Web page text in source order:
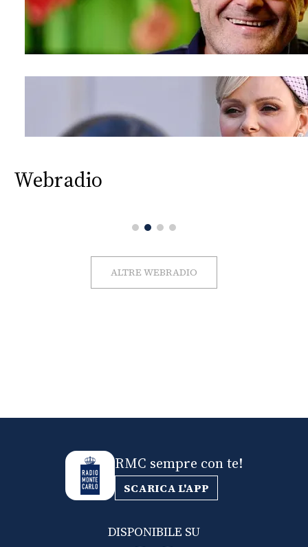
Webradio
ALTRE WEBRADIO
RMC sempre con te!
SCARICA L'APP
DISPONIBILE SU